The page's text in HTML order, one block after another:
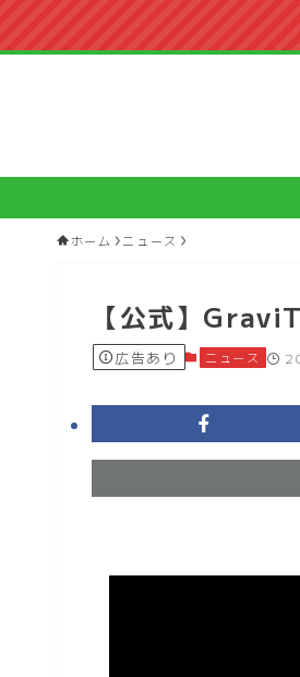
ホーム ニュース
【公式】
広告あり ニュース